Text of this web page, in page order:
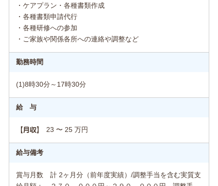
・ケアプラン・各種書類作成
・各種書類申請代行
・各種研修への参加
・ご家族や関係各所への連絡や調整など
勤務時間
(1)8時30分～17時30分
給 与
【月収】 23 〜 25 万円
給与備考
賞与月数 計 2ヶ月分（前年度実績）/調整手当を含む実質支